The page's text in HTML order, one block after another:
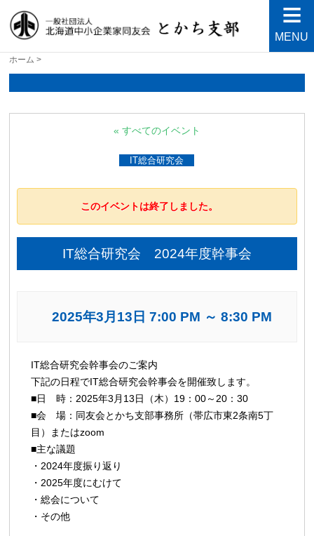
北海道中小企業家同友会と
かち支部
良い会社、良い経営者、よい経営環境づくりを目指し
MENU
ホーム >
« すべてのイベント
IT総合研究会
このイベントは終了しました。
IT総合研究会 2024年度幹事会
2025年3月13日 7:00 PM ～8:30 PM
イ
ベ
ン
ト
ナ
ビ
ゲ
ー
シ
ョ
IT総合研究会幹事会のご案内
下記の日程でIT総合研究会幹事会を開催致します。
■日 時：2025年3月13日（木）19：00～20：30
■会 場：同友会とかち支部事務所（帯広市東2条南5丁
目）またはzoom
■主な議題
・2024年度振り返り
・2025年度にむけて
・総会について
・その他